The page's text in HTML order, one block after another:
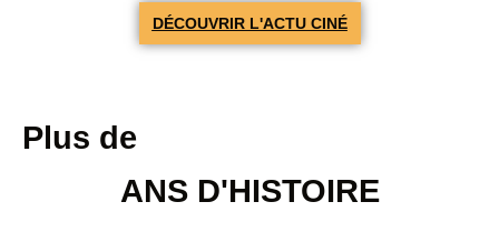
DÉCOUVRIR L'ACTU CINÉ
Plus de
ANS D'HISTOIRE